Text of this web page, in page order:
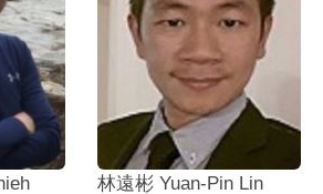
林遠彬 Yuan-Pin Lin